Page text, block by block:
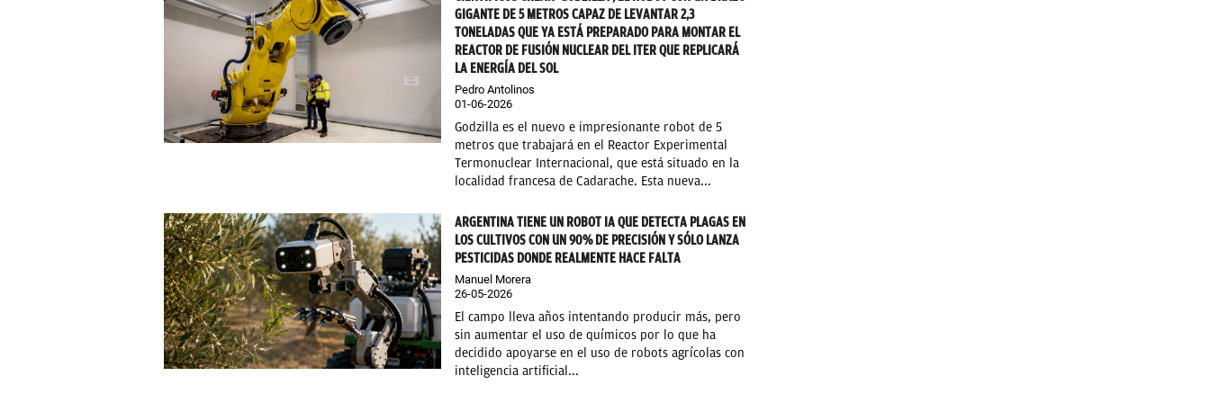
GIGANTE DE 5 METROS CAPAZ DE LEVANTAR 2,3
TONELADAS QUE YA ESTÁ PREPARADO PARA MONTAR EL
REACTOR DE FUSIÓN NUCLEAR DEL ITER QUE REPLICARÁ
LA ENERGÍA DEL SOL
Pedro Antolinos
01-06-2026
Godzilla es el nuevo e impresionante robot de 5
metros que trabajará en el Reactor Experimental
Termonuclear Internacional, que está situado en la
localidad francesa de Cadarache. Esta nueva...
ARGENTINA TIENE UN ROBOT IA QUE DETECTA PLAGAS EN
LOS CULTIVOS CON UN 90% DE PRECISIÓN Y SÓLO LANZA
PESTICIDAS DONDE REALMENTE HACE FALTA
Manuel Morera
26-05-2026
El campo lleva años intentando producir más, pero
sin aumentar el uso de químicos por lo que ha
decidido apoyarse en el uso de robots agrícolas con
inteligencia artificial...